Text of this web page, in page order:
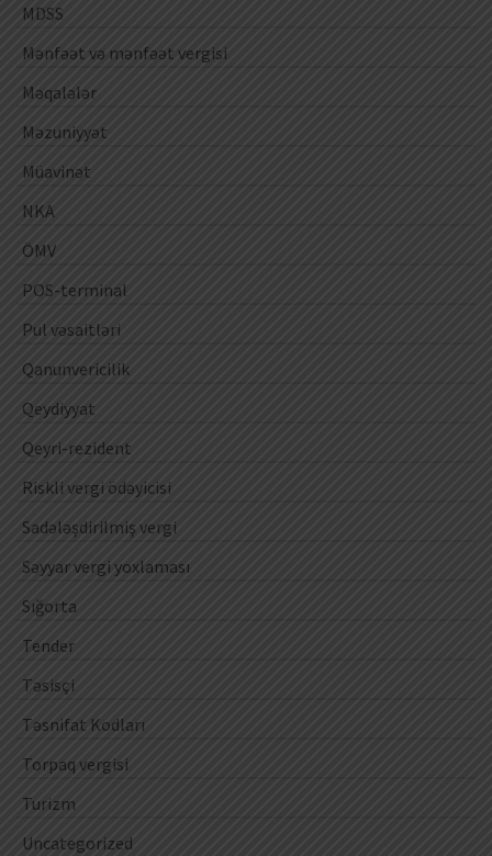
MDSS
Mənfəət və mənfəət vergisi
Məqalələr
Məzuniyyət
Müavinət
NKA
ÖMV
POS-terminal
Pul vəsaitləri
Qanunvericilik
Qeydiyyat
Qeyri-rezident
Riskli vergi ödəyicisi
Sadələşdirilmiş vergi
Səyyar vergi yoxlaması
Sığorta
Tender
Təsisçi
Təsnifat Kodları
Torpaq vergisi
Turizm
Uncategorized